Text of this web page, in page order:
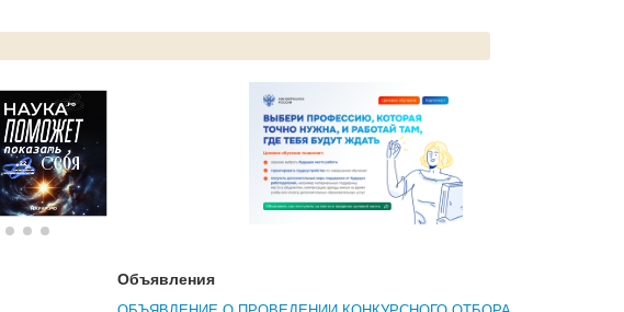
Объявления